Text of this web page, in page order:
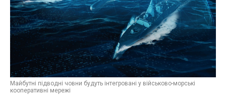
Майбутні підводні човни будуть інтегровані у військово-морські
кооперативні мережі